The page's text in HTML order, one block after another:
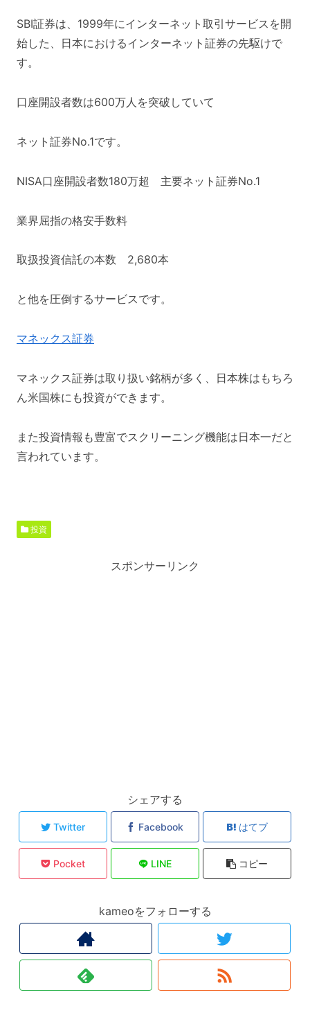
SBI証券は、1999年にインターネット取引サービスを開
始した、日本におけるインターネット証券の先駆けで
す。
口座開設者数は600万人を突破していて
ネット証券No.1です。
NISA口座開設者数180万超 主要ネット証券No.1
業界屈指の格安手数料
取扱投資信託の本数 2,680本
と他を圧倒するサービスです。
マネックス証券
マネックス証券は取り扱い銘柄が多く、日本株はもちろ
ん米国株にも投資ができます。
また投資情報も豊富でスクリーニング機能は日本一だと
言われています。
投資
スポンサーリンク
シェアする
Twitter Facebook はてブ
Pocket LINE コピー
kameoをフォローする